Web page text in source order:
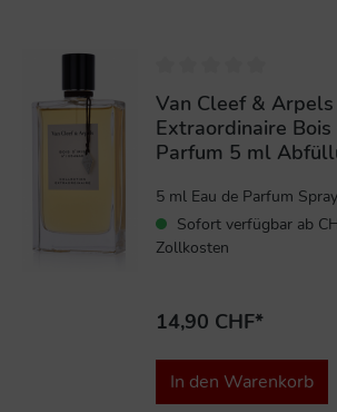
Van Cleef &
Extraordinaire
Parfum 5 ml
5 ml Eau de Parfum
Sofort verfügbar ab
Zollkosten
14,90 CHF*
In den Warenkorb